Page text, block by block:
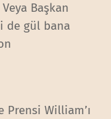
Başkan
de gül bana
Prensi William’ı